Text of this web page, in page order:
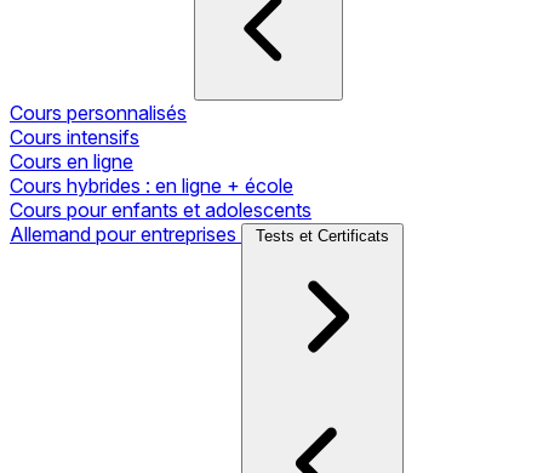
Cours personnalisés
Cours intensifs
Cours en ligne
Cours hybrides : en ligne + école
Cours pour enfants et adolescents
Allemand pour entreprises
Tests et Certificats